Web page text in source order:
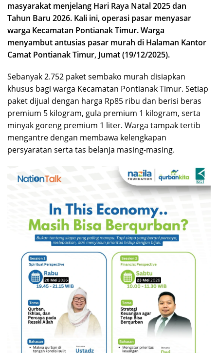
masyarakat menjelang Hari Raya Natal 2025 dan
Tahun Baru 2026. Kali ini, operasi pasar menyasar
warga Kecamatan Pontianak Timur. Warga
menyambut antusias pasar murah di Halaman Kantor
Camat Pontianak Timur, Jumat (19/12/2025).
Sebanyak 2.752 paket sembako murah disiapkan
khusus bagi warga Kecamatan Pontianak Timur. Setiap
paket dijual dengan harga Rp85 ribu dan berisi beras
premium 5 kilogram, gula premium 1 kilogram, serta
minyak goreng premium 1 liter. Warga tampak tertib
mengantre dengan membawa kelengkapan
persyaratan serta tas belanja masing-masing.